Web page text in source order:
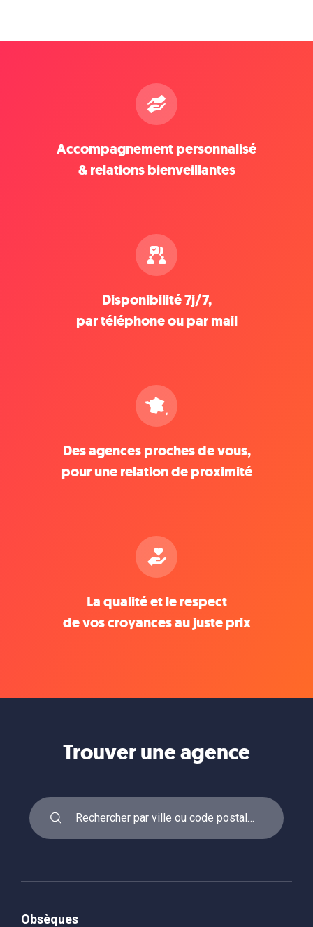
Accompagnement personnalisé
& relations bienveillantes
Disponibilité 7j/7,
par téléphone ou par mail
Des agences proches de vous,
pour une relation de proximité
La qualité et le respect
de vos croyances au juste prix
Trouver une agence
Obsèques